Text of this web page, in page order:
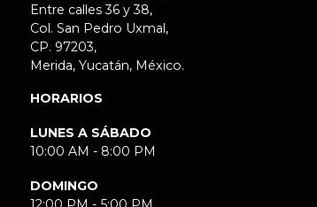
Entre calles 36 y 38,
Col. San Pedro Uxmal,
CP. 97203,
Merida, Yucatán, México.
HORARIOS
LUNES A SÁBADO
10:00 AM - 8:00 PM
DOMINGO